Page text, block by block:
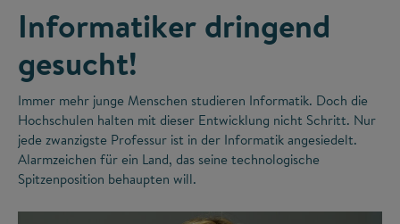
Informatiker dringend
gesucht!
Immer mehr junge Menschen studieren Informatik. Doch die
Hochschulen halten mit dieser Entwicklung nicht Schritt. Nur
jede zwanzigste Professur ist in der Informatik angesiedelt.
Alarmzeichen für ein Land, das seine technologische
Spitzenposition behaupten will.